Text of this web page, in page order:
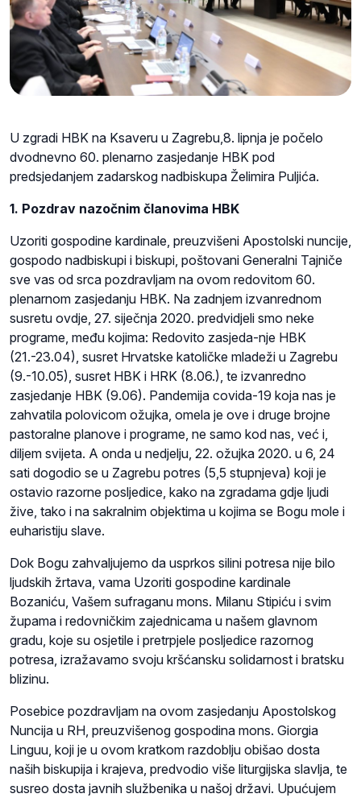
U zgradi HBK na Ksaveru u Zagrebu,8. lipnja je počelo
dvodnevno 60. plenarno zasjedanje HBK pod
predsjedanjem zadarskog nadbiskupa Želimira Puljića.
1. Pozdrav nazočnim članovima HBK
Uzoriti gospodine kardinale, preuzvišeni Apostolski nuncije,
gospodo nadbiskupi i biskupi, poštovani Generalni Tajniče
sve vas od srca pozdravljam na ovom redovitom 60.
plenarnom zasjedanju HBK. Na zadnjem izvanrednom
susretu ovdje, 27. siječnja 2020. predvidjeli smo neke
programe, među kojima: Redovito zasjeda-nje HBK
(21.-23.04), susret Hrvatske katoličke mladeži u Zagrebu
(9.-10.05), susret HBK i HRK (8.06.), te izvanredno
zasjedanje HBK (9.06). Pandemija covida-19 koja nas je
zahvatila polovicom ožujka, omela je ove i druge brojne
pastoralne planove i programe, ne samo kod nas, već i,
diljem svijeta. A onda u nedjelju, 22. ožujka 2020. u 6, 24
sati dogodio se u Zagrebu potres (5,5 stupnjeva) koji je
ostavio razorne posljedice, kako na zgradama gdje ljudi
žive, tako i na sakralnim objektima u kojima se Bogu mole i
euharistiju slave.
Dok Bogu zahvaljujemo da usprkos silini potresa nije bilo
ljudskih žrtava, vama Uzoriti gospodine kardinale
Bozaniću, Vašem sufraganu mons. Milanu Stipiću i svim
župama i redovničkim zajednicama u našem glavnom
gradu, koje su osjetile i pretrpjele posljedice razornog
potresa, izražavamo svoju kršćansku solidarnost i bratsku
blizinu.
Posebice pozdravljam na ovom zasjedanju Apostolskog
Nuncija u RH, preuzvišenog gospodina mons. Giorgia
Linguu, koji je u ovom kratkom razdoblju obišao dosta
naših biskupija i krajeva, predvodio više liturgijska slavlja, te
susreo dosta javnih službenika u našoj državi. Upućujem